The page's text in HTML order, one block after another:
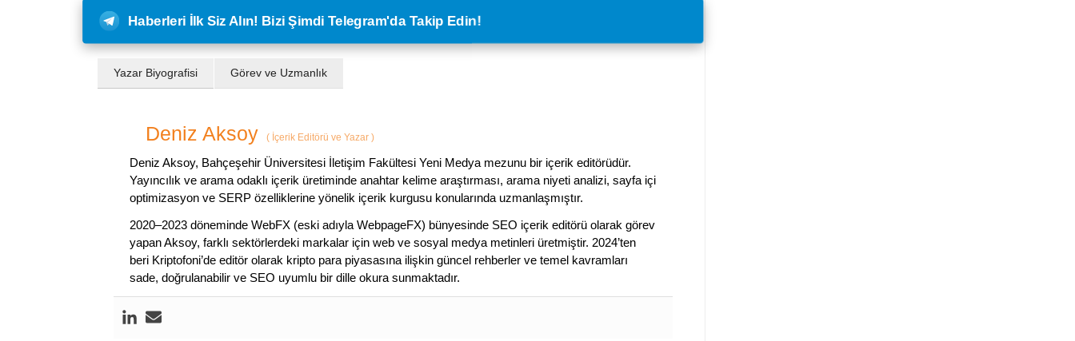
Haberleri İlk Siz Alın! Bizi Şimdi Telegram'da Takip Edin!
Yazar Biyografisi Görev ve Uzmanlık
Deniz Aksoy ( İçerik Editörü ve Yazar )
Deniz Aksoy, Bahçeşehir Üniversitesi İletişim Fakültesi Yeni Medya mezunu bir içerik editörüdür.
Yayıncılık ve arama odaklı içerik üretiminde anahtar kelime araştırması, arama niyeti analizi, sayfa içi
optimizasyon ve SERP özelliklerine yönelik içerik kurgusu konularında uzmanlaşmıştır.
2020–2023 döneminde WebFX (eski adıyla WebpageFX) bünyesinde SEO içerik editörü olarak görev
yapan Aksoy, farklı sektörlerdeki markalar için web ve sosyal medya metinleri üretmiştir. 2024’ten
beri Kriptofoni’de editör olarak kripto para piyasasına ilişkin güncel rehberler ve temel kavramları
sade, doğrulanabilir ve SEO uyumlu bir dille okura sunmaktadır.